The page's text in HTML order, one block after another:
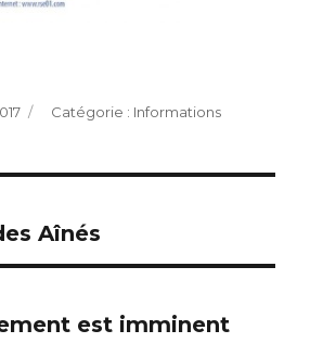
Catégories
Informations
Aînés
est imminent